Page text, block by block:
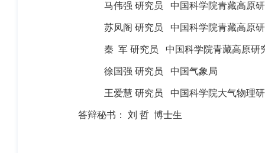
马伟强 研究员 中国科学院青藏高原
苏凤阁 研究员 中国科学院青藏高原
秦 军 研究员 中国科学院青藏高原研
徐国强 研究员 中国气象局
王爱慧 研究员 中国科学院大气物理
答辩秘书： 刘 哲 博士生